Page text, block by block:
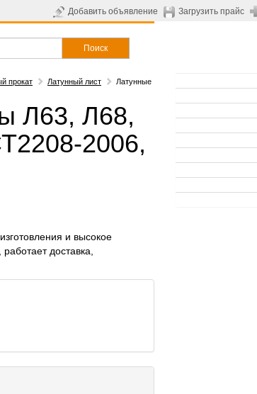
Добавить объявление Загрузить прайс
Поиск
прокат Латунный лист
Латунные
Л63, Л68,
2006,
и высокое
доставка,